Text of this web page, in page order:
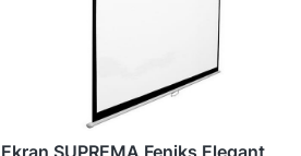
Ekran SUPREMA Feniks Elegant